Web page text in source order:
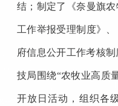
结；制定了《奈曼旗
工作举报受理制度》
府信息公开工作考核
技局围绕“农牧业高质
开放日活动，组织各